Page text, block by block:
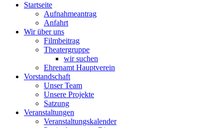
Startseite
Aufnahmeantrag
Anfahrt
Wir über uns
Filmbeitrag
Theatergruppe
wir suchen
Ehrenamt Hauptverein
Vorstandschaft
Unser Team
Unsere Projekte
Satzung
Veranstaltungen
Veranstaltungskalender